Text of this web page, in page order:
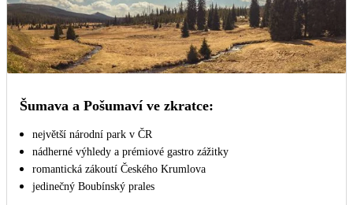
Šumava a Pošumaví ve zkratce:
největší národní park v ČR
nádherné výhledy a prémiové gastro zážitky
romantická zákoutí Českého Krumlova
jedinečný Boubínský prales